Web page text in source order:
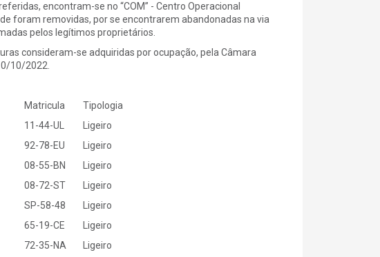
encontram-se no “COM” - Centro Operacional
foram removidas, por se encontrarem abandonadas na via
pelos legítimos proprietários.
consideram-se adquiridas por ocupação, pela Câmara
10/2022.
Matricula
Tipologia
11-44-UL
Ligeiro
92-78-EU
Ligeiro
08-55-BN
Ligeiro
08-72-ST
Ligeiro
SP-58-48
Ligeiro
65-19-CE
Ligeiro
72-35-NA
Ligeiro